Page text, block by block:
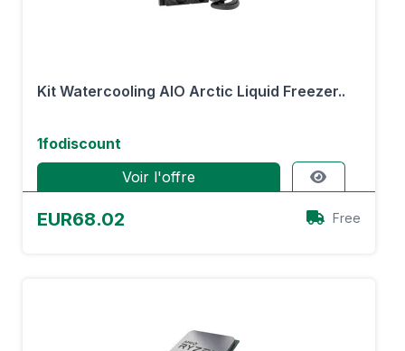
Kit Watercooling AIO Arctic Liquid Freezer..
1fodiscount
Voir l'offre
EUR68.02 Free